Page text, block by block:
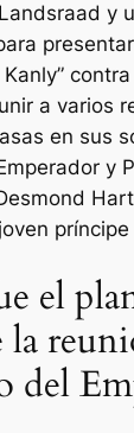
y
”
a varios
en sus
y
el
la
del